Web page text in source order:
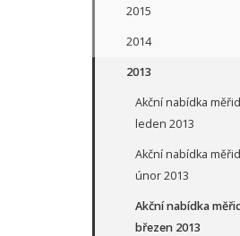
2015
2014
2013
Akční nabídka
leden 2013
Akční nabídka
únor 2013
Akční nabídka
březen 2013